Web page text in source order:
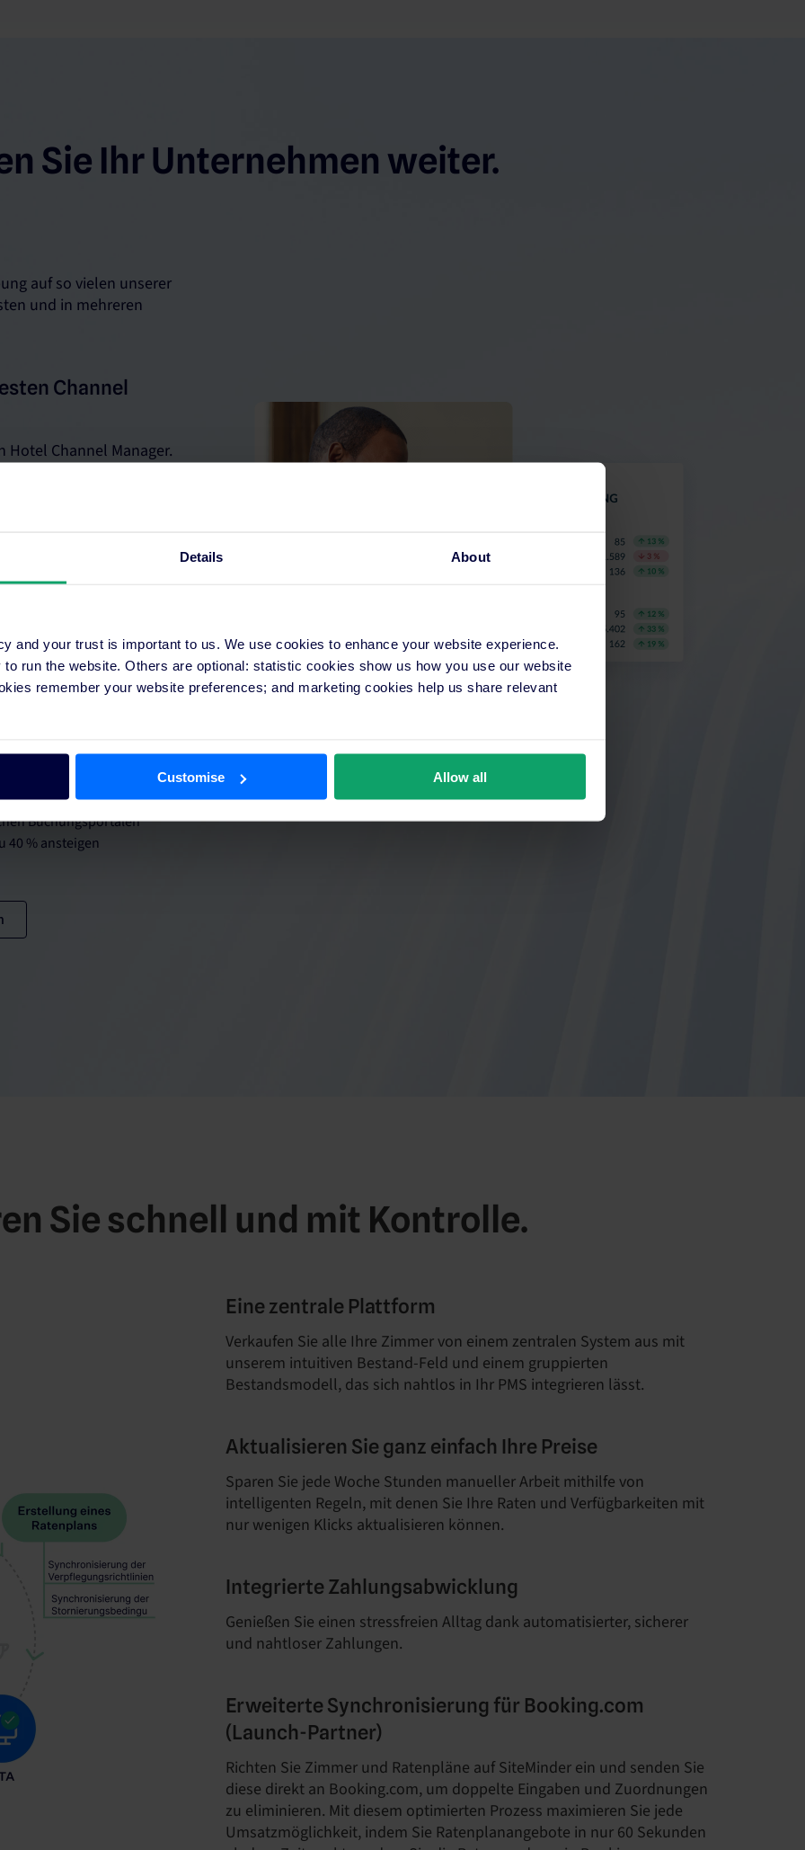
Details About
and your trust is important to us. We use cookies to enhance your website experience.
run the website. Others are optional: statistic cookies show us how you use our website
remember your website preferences; and marketing cookies help us share relevant
Customise Allow all
Sie Ihr Unternehmen weiter.
auf so vielen unserer
und in mehreren
Channel
Channel Manager.
Regeln und
Ihre profitabelsten
Online-
über das größte
Buchungsportalen
40 % ansteigen
Sie schnell und mit Kontrolle.
Eine zentrale Plattform
Verkaufen Sie alle Ihre Zimmer von einem zentralen System aus mit
unserem intuitiven Bestand-Feld und einem gruppierten
Bestandsmodell, das sich nahtlos in Ihr PMS integrieren lässt.
Aktualisieren Sie ganz einfach Ihre Preise
Sparen Sie jede Woche Stunden manueller Arbeit mithilfe von
intelligenten Regeln, mit denen Sie Ihre Raten und Verfügbarkeiten mit
nur wenigen Klicks aktualisieren können.
Integrierte Zahlungsabwicklung
Genießen Sie einen stressfreien Alltag dank automatisierter, sicherer
und nahtloser Zahlungen.
Erweiterte Synchronisierung für Booking.com
(Launch-Partner)
Richten Sie Zimmer und Ratenpläne auf SiteMinder ein und senden Sie
diese direkt an Booking.com, um doppelte Eingaben und Zuordnungen
zu eliminieren. Mit diesem optimierten Prozess maximieren Sie jede
Umsatzmöglichkeit, indem Sie Ratenplanangebote in nur 60 Sekunden